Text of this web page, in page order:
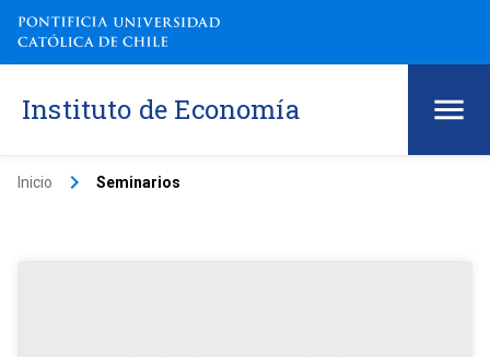
Instituto de Economía
Inicio keyboard_arrow_right Seminarios